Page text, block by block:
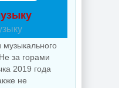
музыкального
за горами
2019 года
не